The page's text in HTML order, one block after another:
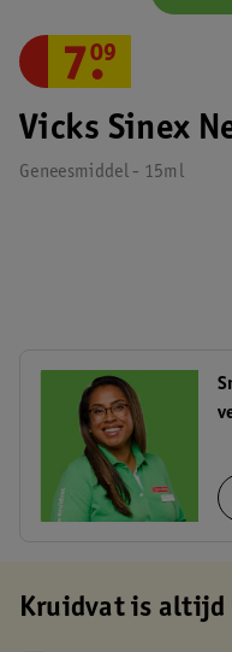
Vicks Sinex
Geneesmiddel - 15ml
7.
09
Kruidvat is altijd